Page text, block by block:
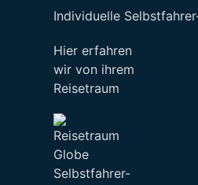
Individuelle
Hier erfahren
wir von ihrem
Reisetraum
Selbstfahrer-